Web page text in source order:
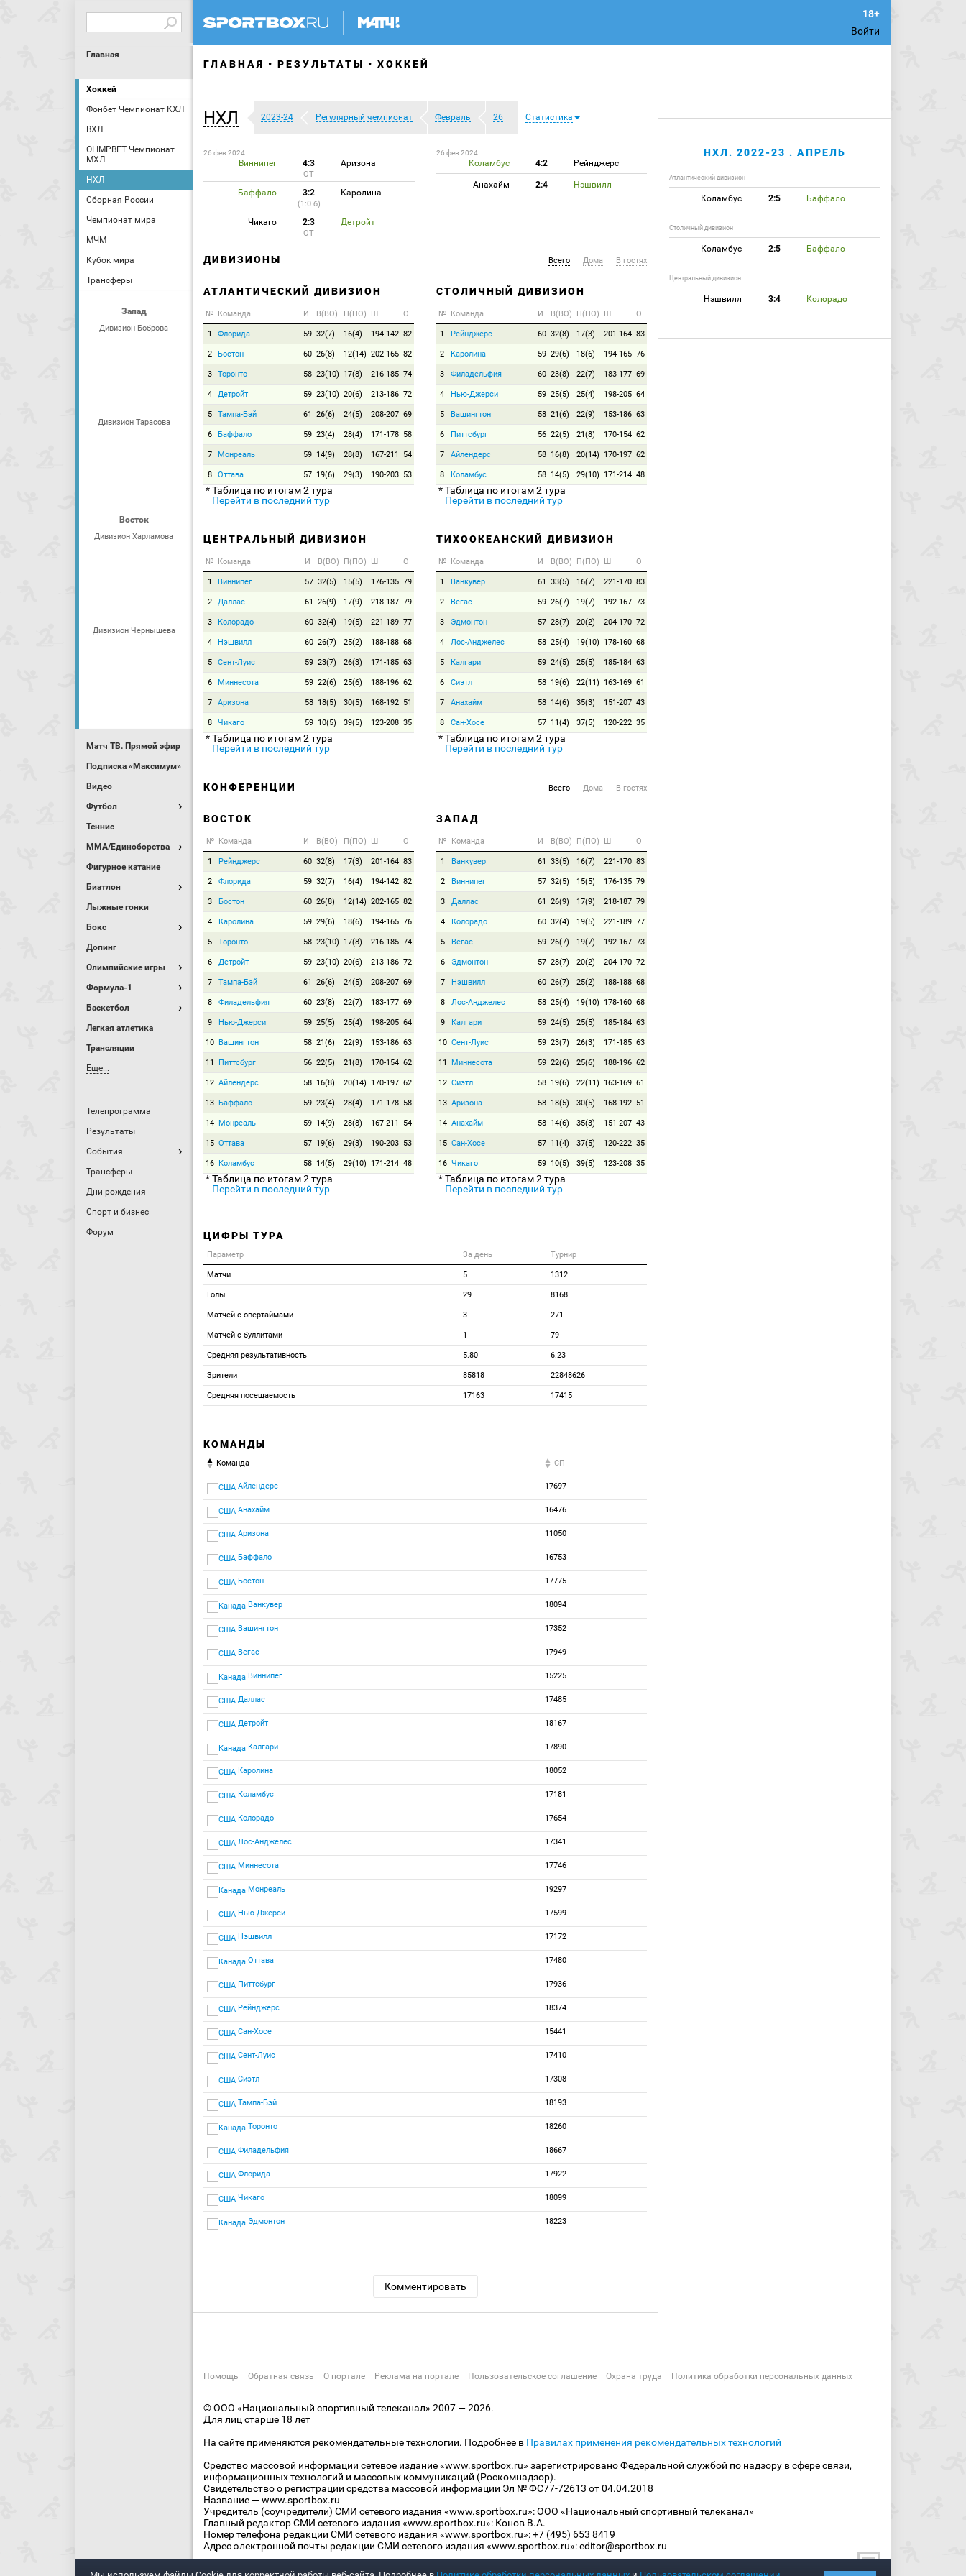
Войти
Главная
Хоккей
Фонбет Чемпионат КХЛ
ВХЛ
OLIMPBET Чемпионат
МХЛ
НХЛ
Сборная России
Чемпионат мира
МЧМ
Кубок мира
Трансферы
Запад
Дивизион Боброва
Дивизион Тарасова
Восток
Дивизион Харламова
Дивизион Чернышева
Матч ТВ. Прямой эфир
Подписка «Максимум»
Видео
Футбол
Теннис
MMA/Единоборства
Фигурное катание
Биатлон
Лыжные гонки
Бокс
Допинг
Олимпийские игры
Формула-1
Баскетбол
Легкая атлетика
Трансляции
Еще...
Телепрограмма
Результаты
События
Трансферы
Дни рождения
Спорт и бизнес
Форум
ГЛАВНАЯ РЕЗУЛЬТАТЫ ХОККЕЙ
НХЛ 2023-24 Регулярный чемпионат Февраль 26 Статистика
26 фев 2024
Виннипег 4:3 Аризона
ОТ
Баффало 3:2 Каролина
(1:0 б)
Чикаго 2:3 Детройт
ОТ
26 фев 2024
Коламбус 4:2 Рейнджерс
Анахайм 2:4 Нэшвилл
Всего Дома В гостях
ДИВИЗИОНЫ
АТЛАНТИЧЕСКИЙ ДИВИЗИОН
№ Команда И В(ВО) П(ПО) Ш О
1 Флорида 59 32(7) 16(4) 194-142 82
2 Бостон 60 26(8) 12(14) 202-165 82
3 Торонто 58 23(10) 17(8) 216-185 74
4 Детройт 59 23(10) 20(6) 213-186 72
5 Тампа-Бэй 61 26(6) 24(5) 208-207 69
6 Баффало 59 23(4) 28(4) 171-178 58
7 Монреаль 59 14(9) 28(8) 167-211 54
8 Оттава 57 19(6) 29(3) 190-203 53
* Таблица по итогам 2 тура
Перейти в последний тур
СТОЛИЧНЫЙ ДИВИЗИОН
№ Команда И В(ВО) П(ПО) Ш О
1 Рейнджерс 60 32(8) 17(3) 201-164 83
2 Каролина 59 29(6) 18(6) 194-165 76
3 Филадельфия 60 23(8) 22(7) 183-177 69
4 Нью-Джерси 59 25(5) 25(4) 198-205 64
5 Вашингтон 58 21(6) 22(9) 153-186 63
6 Питтсбург 56 22(5) 21(8) 170-154 62
7 Айлендерс 58 16(8) 20(14) 170-197 62
8 Коламбус 58 14(5) 29(10) 171-214 48
* Таблица по итогам 2 тура
Перейти в последний тур
ЦЕНТРАЛЬНЫЙ ДИВИЗИОН
№ Команда И В(ВО) П(ПО) Ш О
1 Виннипег 57 32(5) 15(5) 176-135 79
2 Даллас 61 26(9) 17(9) 218-187 79
3 Колорадо 60 32(4) 19(5) 221-189 77
4 Нэшвилл 60 26(7) 25(2) 188-188 68
5 Сент-Луис 59 23(7) 26(3) 171-185 63
6 Миннесота 59 22(6) 25(6) 188-196 62
7 Аризона 58 18(5) 30(5) 168-192 51
8 Чикаго 59 10(5) 39(5) 123-208 35
* Таблица по итогам 2 тура
Перейти в последний тур
ТИХООКЕАНСКИЙ ДИВИЗИОН
№ Команда И В(ВО) П(ПО) Ш О
1 Ванкувер 61 33(5) 16(7) 221-170 83
2 Вегас 59 26(7) 19(7) 192-167 73
3 Эдмонтон 57 28(7) 20(2) 204-170 72
4 Лос-Анджелес 58 25(4) 19(10) 178-160 68
5 Калгари 59 24(5) 25(5) 185-184 63
6 Сиэтл 58 19(6) 22(11) 163-169 61
7 Анахайм 58 14(6) 35(3) 151-207 43
8 Сан-Хосе 57 11(4) 37(5) 120-222 35
* Таблица по итогам 2 тура
Перейти в последний тур
Всего Дома В гостях
КОНФЕРЕНЦИИ
ВОСТОК
№ Команда И В(ВО) П(ПО) Ш О
1 Рейнджерс 60 32(8) 17(3) 201-164 83
2 Флорида 59 32(7) 16(4) 194-142 82
3 Бостон 60 26(8) 12(14) 202-165 82
4 Каролина 59 29(6) 18(6) 194-165 76
5 Торонто 58 23(10) 17(8) 216-185 74
6 Детройт 59 23(10) 20(6) 213-186 72
7 Тампа-Бэй 61 26(6) 24(5) 208-207 69
8 Филадельфия 60 23(8) 22(7) 183-177 69
9 Нью-Джерси 59 25(5) 25(4) 198-205 64
10 Вашингтон 58 21(6) 22(9) 153-186 63
11 Питтсбург 56 22(5) 21(8) 170-154 62
12 Айлендерс 58 16(8) 20(14) 170-197 62
13 Баффало 59 23(4) 28(4) 171-178 58
14 Монреаль 59 14(9) 28(8) 167-211 54
15 Оттава 57 19(6) 29(3) 190-203 53
16 Коламбус 58 14(5) 29(10) 171-214 48
* Таблица по итогам 2 тура
Перейти в последний тур
ЗАПАД
№ Команда И В(ВО) П(ПО) Ш О
1 Ванкувер 61 33(5) 16(7) 221-170 83
2 Виннипег 57 32(5) 15(5) 176-135 79
3 Даллас 61 26(9) 17(9) 218-187 79
4 Колорадо 60 32(4) 19(5) 221-189 77
5 Вегас 59 26(7) 19(7) 192-167 73
6 Эдмонтон 57 28(7) 20(2) 204-170 72
7 Нэшвилл 60 26(7) 25(2) 188-188 68
8 Лос-Анджелес 58 25(4) 19(10) 178-160 68
9 Калгари 59 24(5) 25(5) 185-184 63
10 Сент-Луис 59 23(7) 26(3) 171-185 63
11 Миннесота 59 22(6) 25(6) 188-196 62
12 Сиэтл 58 19(6) 22(11) 163-169 61
13 Аризона 58 18(5) 30(5) 168-192 51
14 Анахайм 58 14(6) 35(3) 151-207 43
15 Сан-Хосе 57 11(4) 37(5) 120-222 35
16 Чикаго 59 10(5) 39(5) 123-208 35
* Таблица по итогам 2 тура
Перейти в последний тур
ЦИФРЫ ТУРА
Параметр За день Турнир
Матчи 5 1312
Голы 29 8168
Матчей с овертаймами 3 271
Матчей с буллитами 1 79
Средняя результативность 5.80 6.23
Зрители 85818 22848626
Средняя посещаемость 17163 17415
КОМАНДЫ
Команда СП
Айлендерс 17697
Анахайм 16476
Аризона 11050
Баффало 16753
Бостон 17775
Ванкувер 18094
Вашингтон 17352
Вегас 17949
Виннипег 15225
Даллас 17485
Детройт 18167
Калгари 17890
Каролина 18052
Коламбус 17181
Колорадо 17654
Лос-Анджелес 17341
Миннесота 17746
Монреаль 19297
Нью-Джерси 17599
Нэшвилл 17172
Оттава 17480
Питтсбург 17936
Рейнджерс 18374
Сан-Хосе 15441
Сент-Луис 17410
Сиэтл 17308
Тампа-Бэй 18193
Торонто 18260
Филадельфия 18667
Флорида 17922
Чикаго 18099
Эдмонтон 18223
Комментировать
НХЛ. 2022-23 . АПРЕЛЬ
Атлантический дивизион
Коламбус 2:5 Баффало
Столичный дивизион
Коламбус 2:5 Баффало
Центральный дивизион
Нэшвилл 3:4 Колорадо
Помощь Обратная связь О портале Реклама на портале Пользовательское соглашение Охрана труда Политика обработки персональных данных
© ООО «Национальный спортивный телеканал» 2007 — 2026.
Для лиц старше 18 лет
На сайте применяются рекомендательные технологии. Подробнее в Правилах применения рекомендательных технологий
Средство массовой информации сетевое издание «www.sportbox.ru» зарегистрировано Федеральной службой по надзору в сфере связи,
информационных технологий и массовых коммуникаций (Роскомнадзор).
Свидетельство о регистрации средства массовой информации Эл № ФС77-72613 от 04.04.2018
Название — www.sportbox.ru
Учредитель (соучредители) СМИ сетевого издания «www.sportbox.ru»: ООО «Национальный спортивный телеканал»
Главный редактор СМИ сетевого издания «www.sportbox.ru»: Конов В.А.
Номер телефона редакции СМИ сетевого издания «www.sportbox.ru»: +7 (495) 653 8419
Адрес электронной почты редакции СМИ сетевого издания «www.sportbox.ru»: editor@sportbox.ru